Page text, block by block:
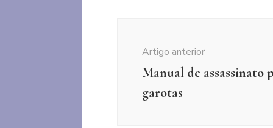
Artigo anterior
Manual de assassinato
garotas